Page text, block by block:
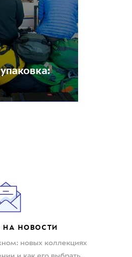
НА НОВОСТИ
новых коллекциях